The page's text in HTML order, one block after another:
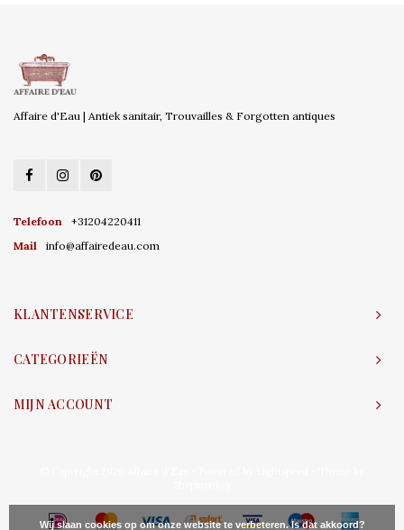
Affaire d'Eau | Antiek sanitair, Trouvailles & Forgotten antiques
Telefoon
+31204220411
Mail
info@affairedeau.com
KLANTENSERVICE
CATEGORIEËN
MIJN ACCOUNT
Wij slaan cookies op om onze website te verbeteren. Is dat akkoord?